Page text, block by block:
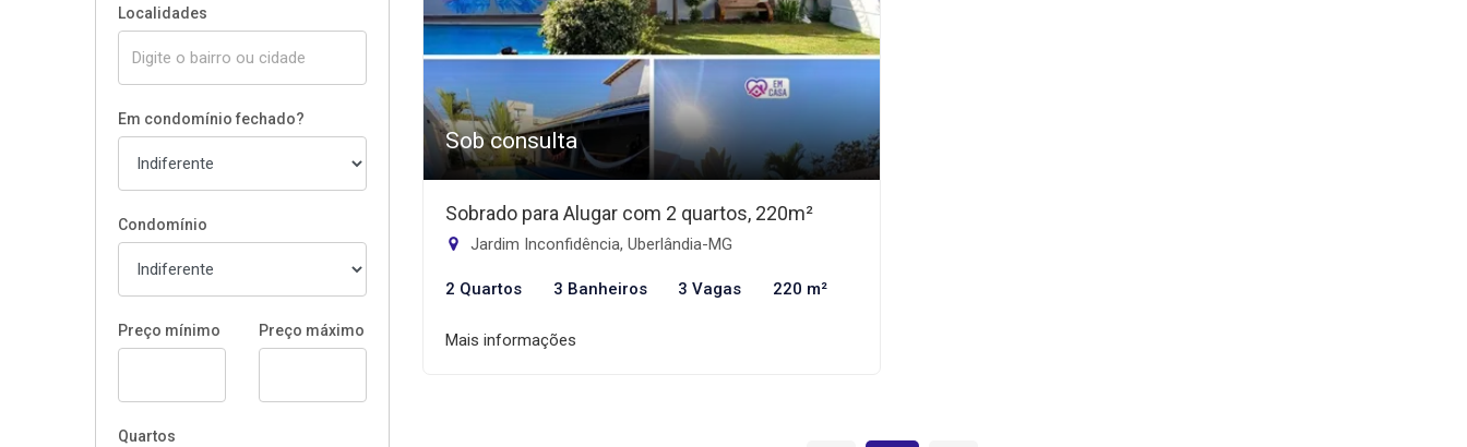
Localidades
Em condomínio fechado?
Condomínio
Preço mínimo Preço máximo
Quartos
Sob consulta
Sobrado para Alugar com 2 quartos, 220m²
Jardim Inconfidência, Uberlândia-MG
2 Quartos 3 Banheiros 3 Vagas 220 m²
Mais informações